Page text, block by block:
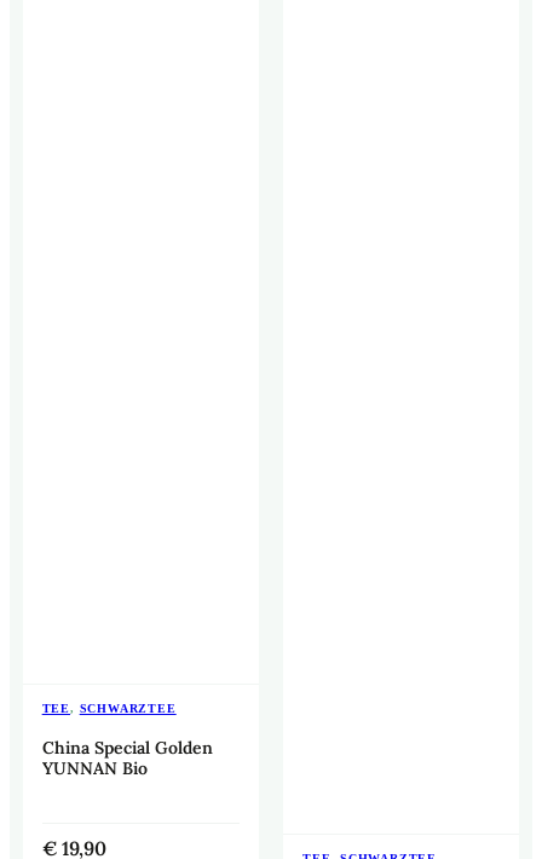
TEE, SCHWARZTEE
China Special Golden
YUNNAN Bio
€ 19,90